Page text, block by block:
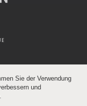
Sie der Verwendung
und